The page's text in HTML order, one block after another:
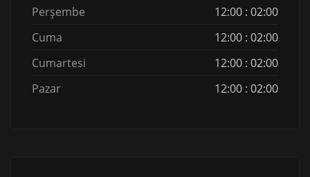
Perşembe
12:00 : 02:00
Cuma
12:00 : 02:00
Cumartesi
12:00 : 02:00
Pazar
12:00 : 02:00